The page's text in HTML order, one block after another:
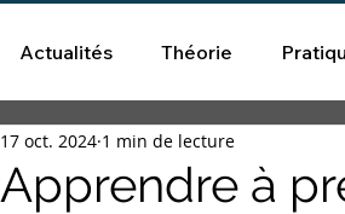
Actualités Théorie
Apprendre à
17 oct. 2024 1 min de lecture